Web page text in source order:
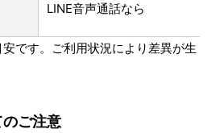
LINE音声通話なら
です。ご利用状況により差異が生
ご注意